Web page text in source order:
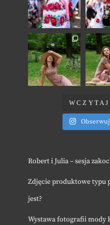
Robert i Julia – sesja
Zdjęcie produktowe typu
jest?
Wystawa fotografii mody